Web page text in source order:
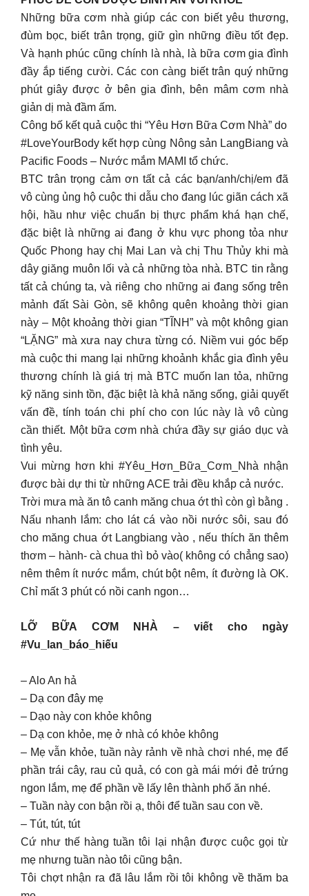
Những bữa cơm nhà giúp các con biết yêu thương,
đùm bọc, biết trân trọng, giữ gìn những điều tốt đẹp.
Và hạnh phúc cũng chính là nhà, là bữa cơm gia đình
đầy ắp tiếng cười. Các con càng biết trân quý những
phút giây được ở bên gia đình, bên mâm cơm nhà
giản dị mà đầm ấm.
Công bố kết quả cuộc thi “Yêu Hơn Bữa Cơm Nhà” do
#LoveYourBody kết hợp cùng Nông sản LangBiang và
Pacific Foods – Nước mắm MAMI tổ chức.
BTC trân trọng cảm ơn tất cả các bạn/anh/chị/em đã
vô cùng ủng hộ cuộc thi dẫu cho đang lúc giãn cách xã
hội, hầu như việc chuẩn bị thực phẩm khá hạn chế,
đặc biệt là những ai đang ở khu vực phong tỏa như
Quốc Phong hay chị Mai Lan và chị Thu Thủy khi mà
dây giăng muôn lối và cả những tòa nhà. BTC tin rằng
tất cả chúng ta, và riêng cho những ai đang sống trên
mảnh đất Sài Gòn, sẽ không quên khoảng thời gian
này – Một khoảng thời gian “TĨNH” và một không gian
“LẶNG” mà xưa nay chưa từng có. Niềm vui góc bếp
mà cuộc thi mang lại những khoảnh khắc gia đình yêu
thương chính là giá trị mà BTC muốn lan tỏa, những
kỹ năng sinh tồn, đặc biệt là khả năng sống, giải quyết
vấn đề, tính toán chi phí cho con lúc này là vô cùng
cần thiết. Một bữa cơm nhà chứa đầy sự giáo dục và
tình yêu.
Vui mừng hơn khi #Yêu_Hơn_Bữa_Cơm_Nhà nhận
được bài dự thi từ những ACE trải đều khắp cả nước.
Trời mưa mà ăn tô canh măng chua ớt thì còn gì bằng .
Nấu nhanh lắm: cho lát cá vào nồi nước sôi, sau đó
cho măng chua ớt Langbiang vào , nếu thích ăn thêm
thơm – hành- cà chua thì bỏ vào( không có chẳng sao)
nêm thêm ít nước mắm, chút bột nêm, ít đường là OK.
Chỉ mất 3 phút có nồi canh ngon…
LỠ BỮA CƠM NHÀ – viết cho ngày
#Vu_lan_báo_hiếu
– Alo An hả
– Dạ con đây mẹ
– Dạo này con khỏe không
– Dạ con khỏe, mẹ ở nhà có khỏe không
– Mẹ vẫn khỏe, tuần này rảnh về nhà chơi nhé, mẹ để
phần trái cây, rau củ quả, có con gà mái mới đẻ trứng
ngon lắm, mẹ để phần về lấy lên thành phố ăn nhé.
– Tuần này con bận rồi ạ, thôi để tuần sau con về.
– Tút, tút, tút
Cứ như thế hàng tuần tôi lại nhận được cuộc gọi từ
mẹ nhưng tuần nào tôi cũng bận.
Tôi chợt nhận ra đã lâu lắm rồi tôi không về thăm ba